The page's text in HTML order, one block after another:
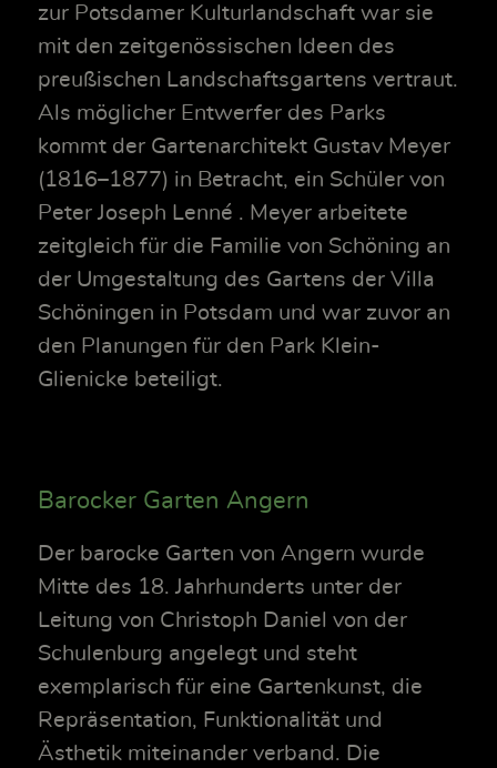
zur Potsdamer Kulturlandschaft war sie
mit den zeitgenössischen Ideen des
preußischen Landschaftsgartens vertraut.
Als möglicher Entwerfer des Parks
kommt der Gartenarchitekt Gustav Meyer
(1816–1877) in Betracht, ein Schüler von
Peter Joseph Lenné . Meyer arbeitete
zeitgleich für die Familie von Schöning an
der Umgestaltung des Gartens der Villa
Schöningen in Potsdam und war zuvor an
den Planungen für den Park Klein-
Glienicke beteiligt.
Barocker Garten Angern
Der barocke Garten von Angern wurde
Mitte des 18. Jahrhunderts unter der
Leitung von Christoph Daniel von der
Schulenburg angelegt und steht
exemplarisch für eine Gartenkunst, die
Repräsentation, Funktionalität und
Ästhetik miteinander verband. Die